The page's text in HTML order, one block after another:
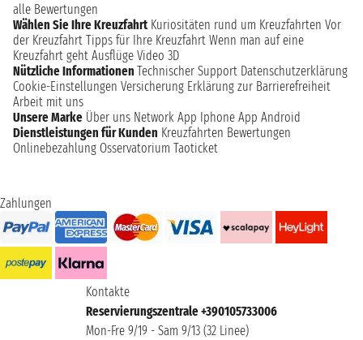
alle Bewertungen
Wählen Sie Ihre Kreuzfahrt Kuriositäten rund um Kreuzfahrten Vor
der Kreuzfahrt Tipps für Ihre Kreuzfahrt Wenn man auf eine
Kreuzfahrt geht Ausflüge Video 3D
Nützliche Informationen Technischer Support Datenschutzerklärung
Cookie-Einstellungen Versicherung Erklärung zur Barrierefreiheit
Arbeit mit uns
Unsere Marke Über uns Network App Iphone App Android
Dienstleistungen für Kunden Kreuzfahrten Bewertungen
Onlinebezahlung Osservatorium Taoticket
Zahlungen
Kontakte
Reservierungszentrale +390105733006
Mon-Fre 9/19 - Sam 9/13 (32 Linee)